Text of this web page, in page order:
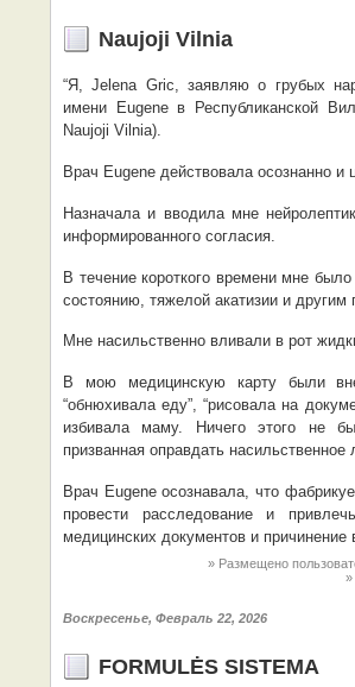
Naujoji Vilnia
“Я, Jelena Gric, заявляю о грубых
имени Eugene в Республиканской
Naujoji Vilnia).
Врач Eugene действовала осознанно и
Назначала и вводила мне
информированного согласия.
В течение короткого времени мне
состоянию, тяжелой акатизии и другим
Мне насильственно вливали в рот
В мою медицинскую карту были
“обнюхивала еду”, “рисовала на
избивала маму. Ничего этого не
призванная оправдать
Врач Eugene осознавала, что
провести расследование и
медицинских документов и
Размещено
Воскресенье, Февраль 22, 2026
FORMULĖS SISTEMA